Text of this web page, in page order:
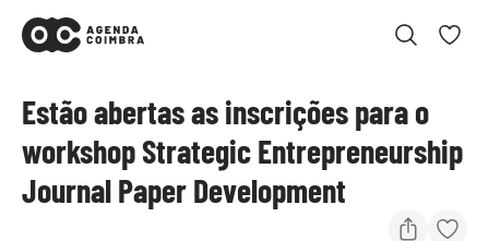
Estão abertas as inscrições para o
workshop Strategic Entrepreneurship
Journal Paper Development